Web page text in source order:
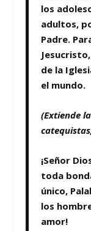
los
adultos,
Padre.
de la
el mundo.
(Extiende
¡Señor
toda
único,
los
amor!